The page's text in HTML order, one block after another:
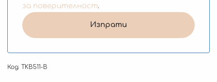
за поверителност.
Код: TKB511-B